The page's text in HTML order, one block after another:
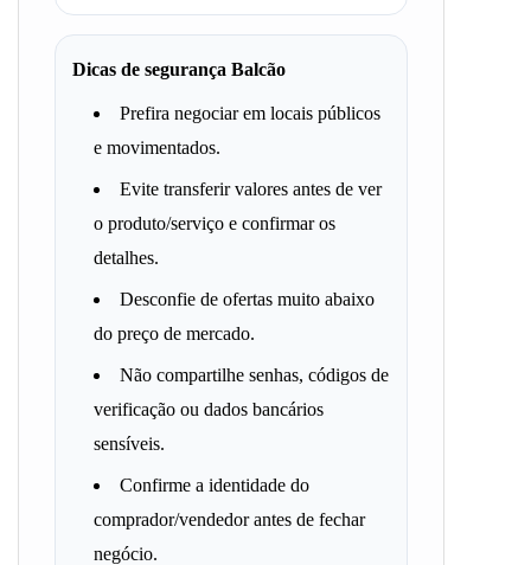
Dicas de segurança Balcão
Prefira negociar em locais públicos
e movimentados.
Evite transferir valores antes de ver
o produto/serviço e confirmar os
detalhes.
Desconfie de ofertas muito abaixo
do preço de mercado.
Não compartilhe senhas, códigos de
verificação ou dados bancários
sensíveis.
Confirme a identidade do
comprador/vendedor antes de fechar
negócio.